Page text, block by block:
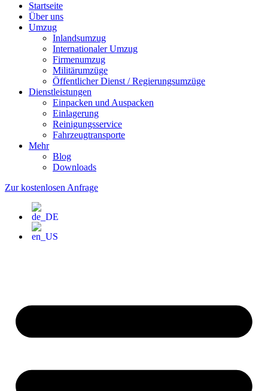
Startseite
Über uns
Umzug
Inlandsumzug
Internationaler Umzug
Firmenumzug
Militärumzüge
Öffentlicher Dienst / Regierungsumzüge
Dienstleistungen
Einpacken und Auspacken
Einlagerung
Reinigungsservice
Fahrzeugtransporte
Mehr
Blog
Downloads
Zur kostenlosen Anfrage